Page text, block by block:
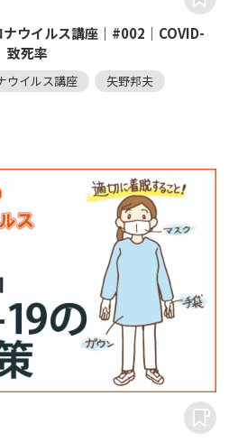
ウイルス講座｜#002｜COVID-
致死率
ウイルス講座
矢野邦夫